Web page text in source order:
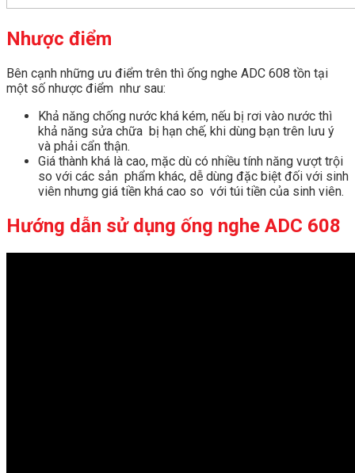
Nhược điểm
Bên cạnh những ưu điểm trên thì ống nghe ADC 608 tồn tại
một số nhược điểm như sau:
Khả năng chống nước khá kém, nếu bị rơi vào nước thì
khả năng sửa chữa bị hạn chế, khi dùng bạn trên lưu ý
và phải cẩn thận.
Giá thành khá là cao, mặc dù có nhiều tính năng vượt trội
so với các sản phẩm khác, dễ dùng đặc biệt đối với sinh
viên nhưng giá tiền khá cao so với túi tiền của sinh viên.
Hướng dẫn sử dụng ống nghe ADC 608